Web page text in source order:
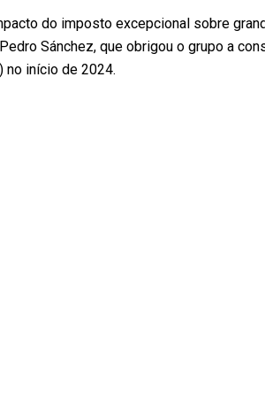
do imposto excepcional sobre
Sánchez, que obrigou o grupo a
no início de 2024.